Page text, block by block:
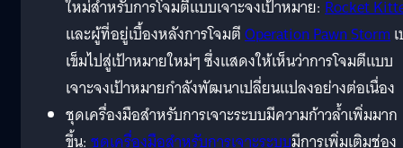
ใหม่สำหรับการโจมตีแบบเจาะจงเป้าหมาย: Rocket
และผู้ที่อยู่เบื้องหลังการโจมตีOperation Pawn Storm
เข็มไปสู่เป้าหมายใหม่ๆ ซึ่งแสดงให้เห็นว่าการโจมตีแบบ
เจาะจงเป้าหมายกำลังพัฒนาเปลี่ยนแปลงอย่างต่อเนื่อง
ชุดเครื่องมือสำหรับการเจาะระบบมีความก้าวล้ำเพิ่มมาก
ขึ้น: ชุดเครื่องมือสำหรับการเจาะระบบมีการเพิ่มเติมช่อง